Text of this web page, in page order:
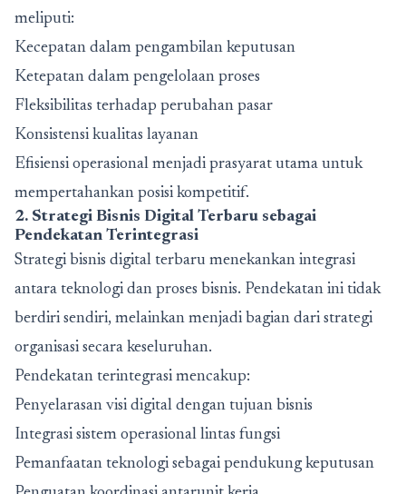
meliputi:
Kecepatan dalam pengambilan keputusan
Ketepatan dalam pengelolaan proses
Fleksibilitas terhadap perubahan pasar
Konsistensi kualitas layanan
Efisiensi operasional menjadi prasyarat utama untuk
mempertahankan posisi kompetitif.
2. Strategi Bisnis Digital Terbaru sebagai
Pendekatan Terintegrasi
Strategi bisnis digital terbaru menekankan integrasi
antara teknologi dan proses bisnis. Pendekatan ini tidak
berdiri sendiri, melainkan menjadi bagian dari strategi
organisasi secara keseluruhan.
Pendekatan terintegrasi mencakup:
Penyelarasan visi digital dengan tujuan bisnis
Integrasi sistem operasional lintas fungsi
Pemanfaatan teknologi sebagai pendukung keputusan